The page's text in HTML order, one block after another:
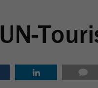
UN-